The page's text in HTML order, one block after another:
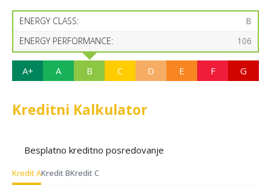
ENERGY CLASS:
B
ENERGY PERFORMANCE:
106
A+ A B C D E F G
Kreditni Kalkulator
Besplatno kreditno posredovanje
Kredit AKredit BKredit C